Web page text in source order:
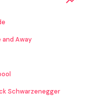
and Away
Schwarzenegger